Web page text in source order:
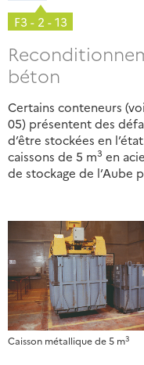
F3 - 2 - 13
béton
Certains conteneurs
05) présentent des
d’être stockées en
caissons de 5 m3 en
de stockage de l’Aube
Caisson métallique de 5 m3